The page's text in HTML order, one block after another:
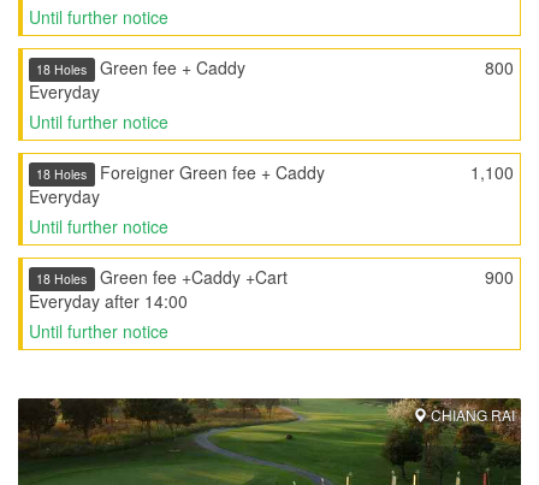
Until further notice
800
18 Holes Green fee + Caddy
Everyday
Until further notice
1,100
18 Holes Foreigner Green fee + Caddy
Everyday
Until further notice
900
18 Holes Green fee +Caddy +Cart
Everyday after 14:00
Until further notice
CHIANG RAI